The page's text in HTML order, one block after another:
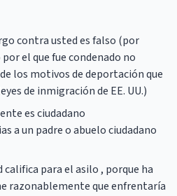
contra usted es falso (por
el que fue condenado no
los motivos de deportación que
de inmigración de EE. UU.)
es ciudadano
a un padre o abuelo ciudadano
para el asilo , porque ha
razonablemente que enfrentaría